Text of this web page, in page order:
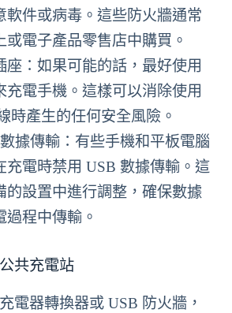
軟件或病毒。這些防火牆通常
或電子產品零售店中購買。
座：如果可能的話，最好使用
充電手機。這樣可以消除使用
時產生的任何安全風險。
據傳輸：有些手機和平板電腦
充電時禁用 USB 數據傳輸。這
的設置中進行調整，確保數據
過程中傳輸。
共充電站
電器轉換器或 USB 防火牆，